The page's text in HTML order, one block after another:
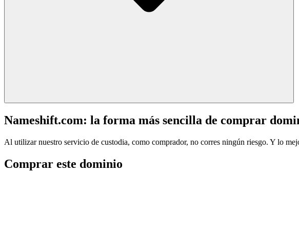
Nameshift.com: la forma más sencilla de comprar
Al utilizar nuestro servicio de custodia, como comprador, no corres ningún riesgo. Y lo
Comprar este dominio